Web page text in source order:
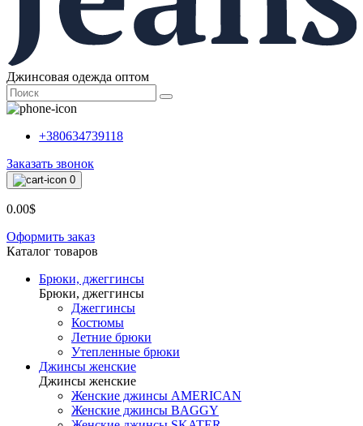
Джинсовая одежда оптом
+380634739118
Заказать звонок
0
0.00$
Оформить заказ
Каталог товаров
Брюки, джеггинсы
Брюки, джеггинсы
Джеггинсы
Костюмы
Летние брюки
Утепленные брюки
Джинсы женские
Джинсы женские
Женские джинсы AMERICAN
Женские джинсы BAGGY